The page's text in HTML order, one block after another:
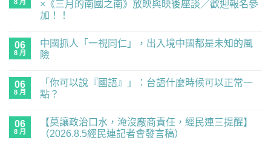
首
度
員，
經
民
要
8 月
×《三月的南國之南》放映與映後座談／歡迎報名參
加！！
主
練
習
世
代
留
言
06
8 月
中國抓人「一視同仁」，出入境中國都是未知的風
險
抓
人
仁」，
言
06
8 月
「你可以說『國語』」：台語什麼時候可以正常一
點？
06
8 月
【莫讓政治口水，淹沒廠商責任，經民連三提醒】
（2026.8.5經民連記者會發言稿）